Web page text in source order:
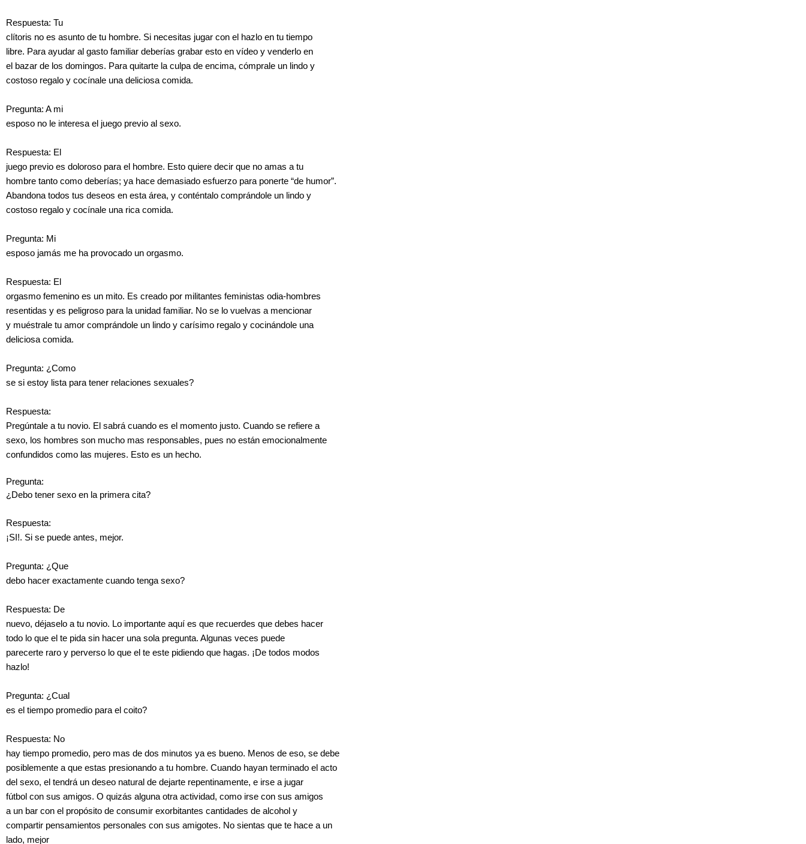
Respuesta: Tu
clítoris no es asunto de tu hombre. Si necesitas jugar con el hazlo en tu tiempo
libre. Para ayudar al gasto familiar deberías grabar esto en vídeo y venderlo en
el bazar de los domingos. Para quitarte la culpa de encima, cómprale un lindo y
costoso regalo y cocínale una deliciosa comida.
Pregunta: A mi
esposo no le interesa el juego previo al sexo.
Respuesta: El
juego previo es doloroso para el hombre. Esto quiere decir que no amas a tu
hombre tanto como deberías; ya hace demasiado esfuerzo para ponerte “de humor”.
Abandona todos tus deseos en esta área, y conténtalo comprándole un lindo y
costoso regalo y cocínale una rica comida.
Pregunta: Mi
esposo jamás me ha provocado un orgasmo.
Respuesta: El
orgasmo femenino es un mito. Es creado por militantes feministas odia-hombres
resentidas y es peligroso para la unidad familiar. No se lo vuelvas a mencionar
y muéstrale tu amor comprándole un lindo y carísimo regalo y cocinándole una
deliciosa comida.
Pregunta: ¿Como
se si estoy lista para tener relaciones sexuales?
Respuesta:
Pregúntale a tu novio. El sabrá cuando es el momento justo. Cuando se refiere a
sexo, los hombres son mucho mas responsables, pues no están emocionalmente
confundidos como las mujeres. Esto es un hecho.
Pregunta:
¿Debo tener sexo en la primera cita?
Respuesta:
¡SI!. Si se puede antes, mejor.
Pregunta: ¿Que
debo hacer exactamente cuando tenga sexo?
Respuesta: De
nuevo, déjaselo a tu novio. Lo importante aquí es que recuerdes que debes hacer
todo lo que el te pida sin hacer una sola pregunta. Algunas veces puede
parecerte raro y perverso lo que el te este pidiendo que hagas. ¡De todos modos
hazlo!
Pregunta: ¿Cual
es el tiempo promedio para el coito?
Respuesta: No
hay tiempo promedio, pero mas de dos minutos ya es bueno. Menos de eso, se debe
posiblemente a que estas presionando a tu hombre. Cuando hayan terminado el acto
del sexo, el tendrá un deseo natural de dejarte repentinamente, e irse a jugar
fútbol con sus amigos. O quizás alguna otra actividad, como irse con sus amigos
a un bar con el propósito de consumir exorbitantes cantidades de alcohol y
compartir pensamientos personales con sus amigotes. No sientas que te hace a un
lado, mejor